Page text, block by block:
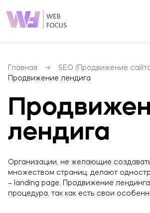
Блог
Контакты
Разработка сайтов
Разработка мобильных приложений
SMM (Продвижение соц.сетей)
PPC (Контекстная реклама)
Главная
SEO (Продвижение
Продвижение лендига
лендига
Организации, не желающие
множеством страниц, делают
– landing page. Продвижение
процедура, так как есть свои